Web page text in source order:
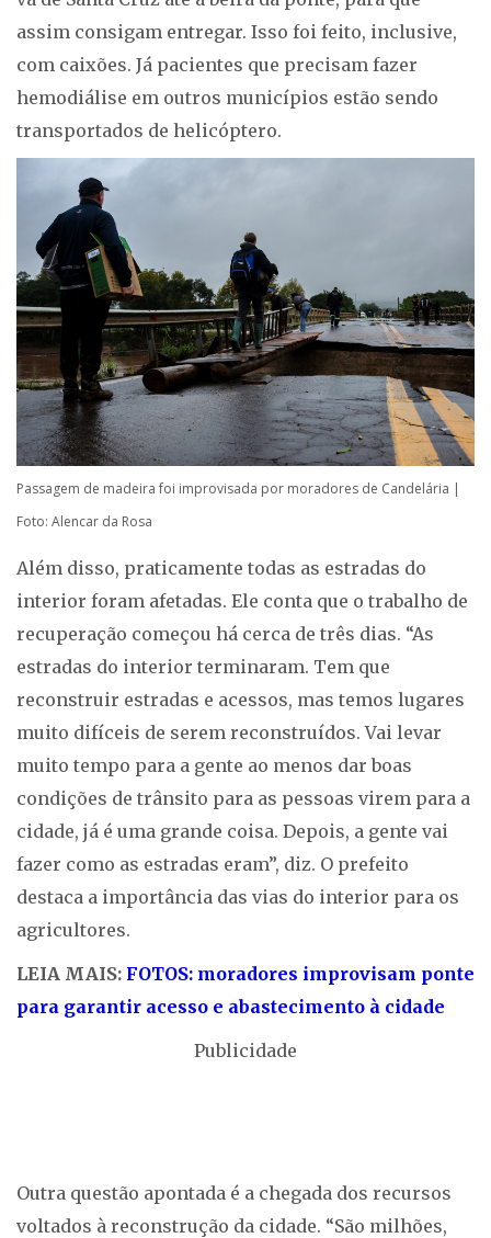
assim consigam entregar. Isso foi feito, inclusive,
com caixões. Já pacientes que precisam fazer
hemodiálise em outros municípios estão sendo
transportados de helicóptero.
Passagem de madeira foi improvisada por moradores de Candelária |
Foto: Alencar da Rosa
Além disso, praticamente todas as estradas do
interior foram afetadas. Ele conta que o trabalho de
recuperação começou há cerca de três dias. “As
estradas do interior terminaram. Tem que
reconstruir estradas e acessos, mas temos lugares
muito difíceis de serem reconstruídos. Vai levar
muito tempo para a gente ao menos dar boas
condições de trânsito para as pessoas virem para a
cidade, já é uma grande coisa. Depois, a gente vai
fazer como as estradas eram”, diz. O prefeito
destaca a importância das vias do interior para os
agricultores.
LEIA MAIS: FOTOS: moradores improvisam ponte
para garantir acesso e abastecimento à cidade
Publicidade
Outra questão apontada é a chegada dos recursos
voltados à reconstrução da cidade. “São milhões,